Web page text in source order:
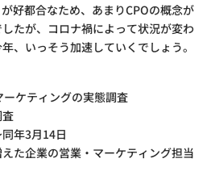
好都合なため、あまりCPOの概念が
たが、コロナ禍によって状況が変わ
、いっそう加速していくでしょう。
ケティングの実態調査
年3月14日
た企業の営業・マーケティング担当